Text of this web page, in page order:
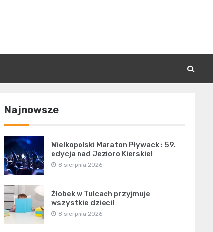
Najnowsze
Wielkopolski Maraton Pływacki: 59.
edycja nad Jezioro Kierskie!
8 sierpnia 2026
Żłobek w Tulcach przyjmuje
wszystkie dzieci!
8 sierpnia 2026